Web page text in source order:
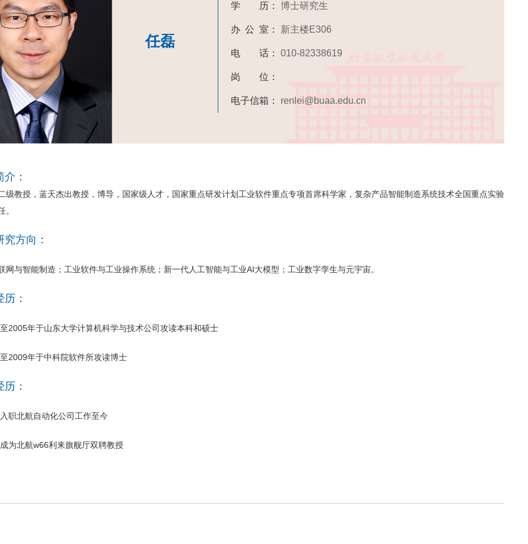
任磊
学 历： 博士研究生
办 公 室： 新主楼E306
电 话： 010-82338619
岗 位：
电子信箱： renlei@buaa.edu.cn
：
教授，蓝天杰出教授，博导，国家级人才，国家重点研发计划工业软件重点专项首席科学家，复杂产品智能制造系统技术全国重点实验
。
究方向：
网与智能制造；工业软件与工业操作系统；新一代人工智能与工业AI大模型；工业数字孪生与元宇宙。
：
2005年于山东大学计算机科学与技术公司攻读本科和硕士
2009年于中科院软件所攻读博士
：
职北航自动化公司工作至今
为北航w66利来旗舰厅双聘教授